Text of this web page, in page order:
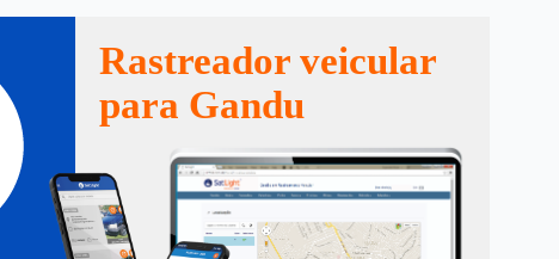
Rastreador veicular
para Gandu